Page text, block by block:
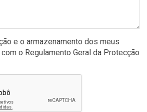
e o armazenamento dos meus
o Regulamento Geral da Protecção